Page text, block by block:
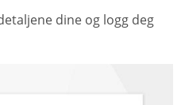
dine og logg deg